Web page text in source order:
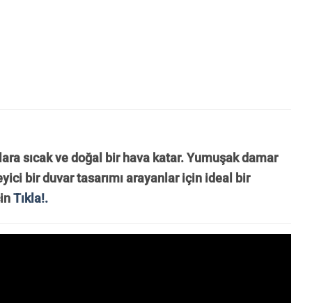
sıcak ve doğal bir hava katar. Yumuşak damar
bir duvar tasarımı arayanlar için ideal bir
Tıkla!.